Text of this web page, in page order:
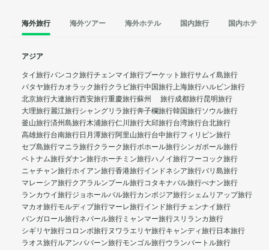
海外旅行 海外ツアー 海外ホテル 国内旅行 国内ホテル
アジア
タイ旅行バンコク旅行チェンマイ旅行プーケット旅行サムイ島旅行
パタヤ旅行カオラック旅行クラビ旅行中国旅行上海旅行ハルビン旅行
北京旅行大連旅行西安旅行重慶旅行蘇州 旅行成都旅行昆明旅行
大理旅行麗江旅行シャングリラ旅行奔子欄旅行韓国旅行ソウル旅行
釜山旅行済州島旅行木浦旅行仁川旅行大邱旅行台湾旅行台北旅行
高雄旅行台南旅行日月潭旅行阿里山旅行台中旅行フィリピン旅行
セブ島旅行マニラ旅行クラーク旅行ボホール旅行シンガポール旅行
ベトナム旅行ダナン旅行ホーチミン旅行ハノイ旅行フーコック旅行
ニャチャン旅行ホイアン旅行香港旅行インドネシア旅行バリ島旅行
マレーシア旅行クアラルンプール旅行コタキナバル旅行ぺナン旅行
ランカウイ旅行ジョホールバル旅行カンボジア旅行シェムリアップ旅行
マカオ旅行モルディブ旅行マーレ旅行インド旅行チェンナイ旅行
バンガロール旅行ネパール旅行 ミャンマー旅行スリランカ旅行
シギリヤ旅行コロンボ旅行ヌワラエリヤ旅行キャンディ旅行日本旅行
ラオス旅行ルアンパバーン旅行モンゴル旅行ウランバートル旅行